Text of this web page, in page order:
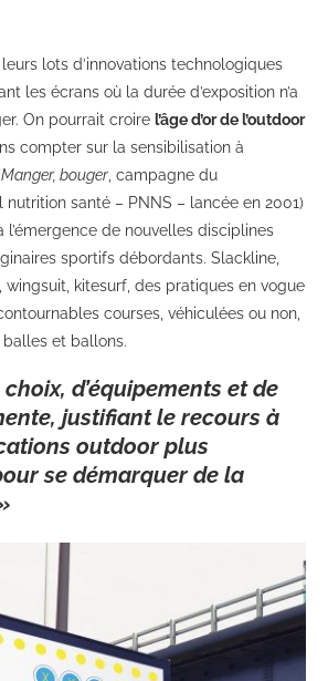
leurs lots d’innovations technologiques
les écrans où la durée d’exposition n’a
On pourrait croire l’âge d’or de l’outdoor
compter sur la sensibilisation à
Manger, bouger , campagne du
nutrition santé – PNNS – lancée en 2001)
l’émergence de nouvelles disciplines
sportifs débordants. Slackline,
wingsuit, kitesurf, des pratiques en vogue
courses, véhiculées ou non,
et ballons.
choix, d’équipements et de
justifiant le recours à
outdoor plus
se démarquer de la